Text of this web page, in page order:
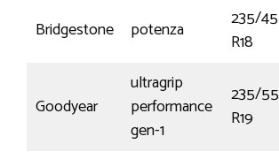
Bridgestone potenza
235/45
R18
Goodyear
ultragrip
performance
gen-1
235/55
R19